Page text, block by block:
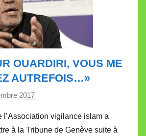
e
OUARDIRI, VOUS ME
AUTREFOIS…»
2017
r
M
l’Association vigilance islam a
à la Tribune de Genève suite à